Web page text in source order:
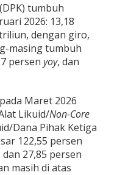
tumbuh
2026: 13,18
dengan giro,
masing tumbuh
persen yoy, dan
Maret 2026
Likuid/Non-Core
Dana Pihak Ketiga
122,55 persen
27,85 persen
masih di atas